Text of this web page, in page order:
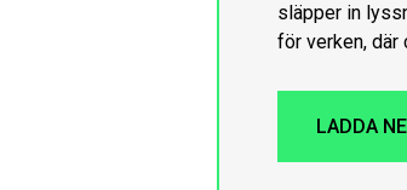
släpper in
för verken, där
LADDA